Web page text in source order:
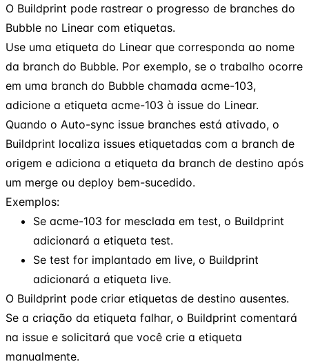
O Buildprint pode rastrear o progresso de branches do
Bubble no Linear com etiquetas.
Use uma etiqueta do Linear que corresponda ao nome
da branch do Bubble. Por exemplo, se o trabalho ocorre
em uma branch do Bubble chamada acme-103,
adicione a etiqueta acme-103 à issue do Linear.
Quando o Auto-sync issue branches está ativado, o
Buildprint localiza issues etiquetadas com a branch de
origem e adiciona a etiqueta da branch de destino após
um merge ou deploy bem-sucedido.
Exemplos:
Se acme-103 for mesclada em test, o Buildprint
adicionará a etiqueta test.
Se test for implantado em live, o Buildprint
adicionará a etiqueta live.
O Buildprint pode criar etiquetas de destino ausentes.
Se a criação da etiqueta falhar, o Buildprint comentará
na issue e solicitará que você crie a etiqueta
manualmente.